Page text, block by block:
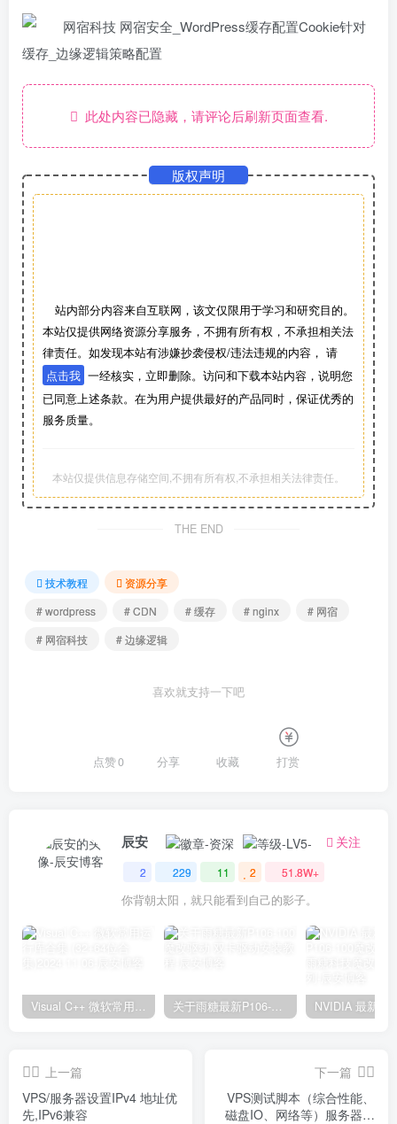
此处内容已隐藏，请评论后刷新页面查看.
版权声明
站内部分内容来自互联网，该文仅限用于学习和研究目的。
本站仅提供网络资源分享服务，不拥有所有权，不承担相关法
律责任。如发现本站有涉嫌抄袭侵权/违法违规的内容， 请
点击我 一经核实，立即删除。访问和下载本站内容，说明您
已同意上述条款。在为用户提供最好的产品同时，保证优秀的
服务质量。
本站仅提供信息存储空间,不拥有所有权,不承担相关法律责任。
THE END
技术教程
资源分享
# wordpress
# CDN # 缓存 # nginx
# 网宿
# 网宿科技
# 边缘逻辑
喜欢就支持一下吧
点赞0 分享 收藏 打赏
辰安 关注
2 229 11 2 51.8W+
你背朝太阳，就只能看到自己的影子。
上一篇
VPS/服务器设置IPv4 地址优
先,IPv6兼容
下一篇
VPS测试脚本（综合性能、
磁盘IO、网络等）服务器性